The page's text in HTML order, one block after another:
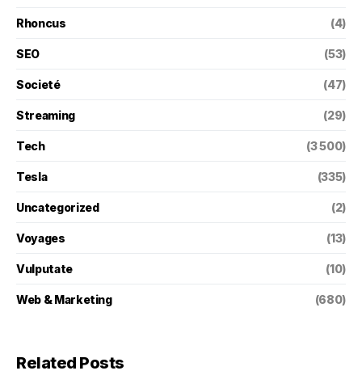
Rhoncus (4)
SEO (53)
Societé (47)
Streaming (29)
Tech (3 500)
Tesla (335)
Uncategorized (2)
Voyages (13)
Vulputate (10)
Web & Marketing (680)
Related Posts